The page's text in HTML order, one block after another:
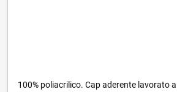
100% poliacrilico. Cap aderente lavorato